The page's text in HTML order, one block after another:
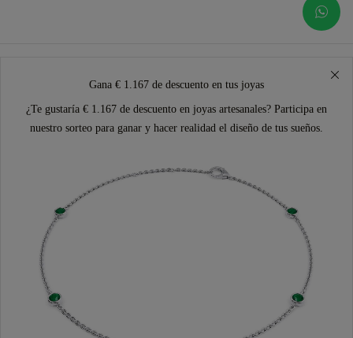
Gana € 1.167 de descuento en tus joyas
¿Te gustaría € 1.167 de descuento en joyas artesanales? Participa en
nuestro sorteo para ganar y hacer realidad el diseño de tus sueños.